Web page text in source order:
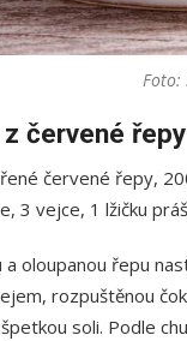
Foto:
červené řepy
červené řepy,
3 vejce, 1 lžičku
a oloupanou řepu
rozpuštěnou
soli. Podle